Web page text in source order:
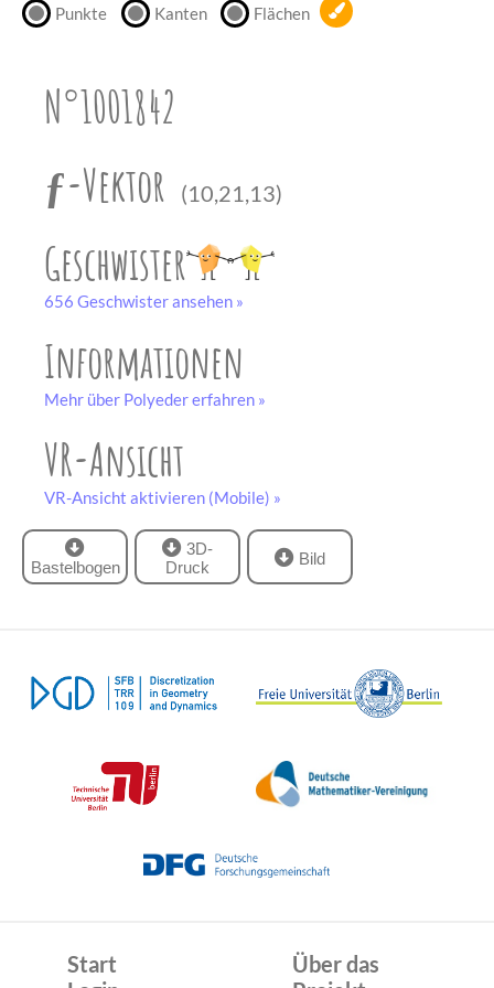
Punkte Kanten Flächen
N°1001842
ƒ-Vektor
(10,21,13)
Geschwister
656 Geschwister ansehen »
Informationen
Mehr über Polyeder erfahren »
VR-Ansicht
VR-Ansicht aktivieren (Mobile) »
Bastelbogen
Bastelbogen
3D-
Druck
unserem
Bild
Start
Über das